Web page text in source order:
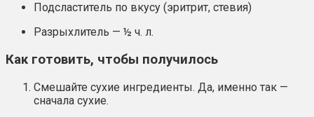
Подсластитель по вкусу (эритрит, стевия)
Разрыхлитель — ½ ч. л.
Как готовить, чтобы получилось
Смешайте сухие ингредиенты. Да, именно так —
сначала сухие.